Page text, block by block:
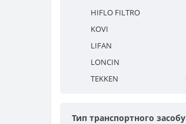
HIFLO FILTRO
KOVI
LIFAN
LONCIN
TEKKEN
Тип транспортного засобу